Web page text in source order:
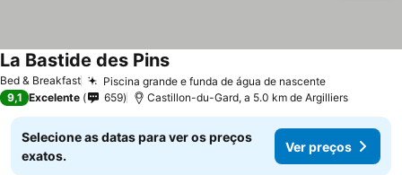
Bed & Breakfast Piscina grande e funda de água de nascente
La Bastide des Pins
9,1 Excelente 659 Castillon-du-Gard, a 5.0 km de Argilliers
Selecione as datas para ver os preços
exatos.
Ver preços